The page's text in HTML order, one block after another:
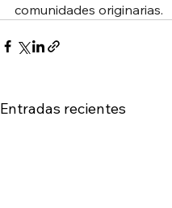
comunidades originarias.
Entradas recientes